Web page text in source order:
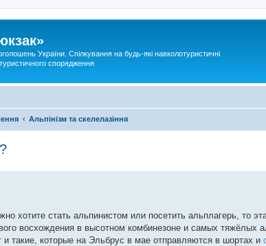
України. Спілкування на будь-які навколотуристичні
спорядження
Альпінізм та скелелазіння
хотите стать альпинистом или посетить альплагерь, то
восхождения в высотном комбинезоне и самых тяжёлых
и такие, которые на Эльбрус в мае отправляются в шортах и